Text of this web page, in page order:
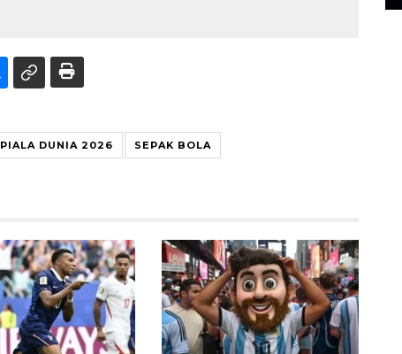
PIALA DUNIA 2026 SEPAK BOLA